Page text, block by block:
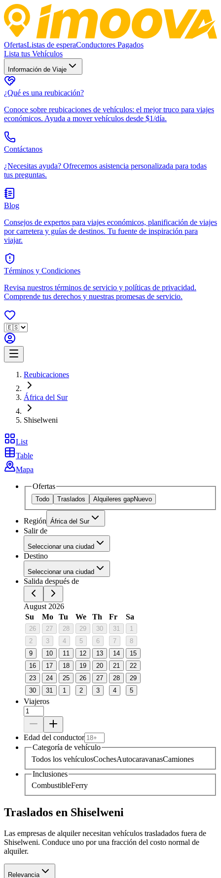
OfertasListas de esperaConductores Pagados
Lista tus Vehículos
Información de Viaje
¿Qué es una reubicación?
Conoce sobre reubicaciones de vehículos: el mejor truco para viajes
económicos. Ayuda a mover vehículos desde $1/día.
Contáctanos
¿Necesitas ayuda? Ofrecemos asistencia personalizada para todas
tus preguntas.
Blog
Consejos de expertos para viajes económicos, planificación de viajes
por carretera y guías de destinos. Tu fuente de inspiración para
viajar.
Términos y Condiciones
Revisa nuestros términos de servicio y políticas de privacidad.
Comprende tus derechos y nuestras promesas de servicio.
Reubicaciones
África del Sur
Shiselweni
List
Table
Mapa
Ofertas
Todo Traslados Alquileres gapNuevo
Región África del Sur
Salir de
Seleccionar una ciudad
Destino
Seleccionar una ciudad
Salida después de
August 2026
Su
Mo Tu We Th Fr Sa
26 27 28 29 30 31
1
2
3 4 5 6 7
8
9
10 11 12 13 14
15
16
17 18 19 20 21
22
23
24 25 26 27 28
29
30
31 1 2 3 4 5
Viajeros
Edad del conductor
Categoría de vehículo
Todos los vehículosCochesAutocaravanasCamiones
Inclusiones
CombustibleFerry
Traslados en Shiselweni
Las empresas de alquiler necesitan vehículos trasladados fuera de
Shiselweni. Conduce uno por una fracción del costo normal de
alquiler.
Relevancia